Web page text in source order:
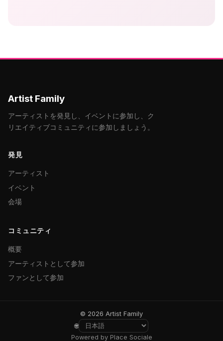
Artist Family
アーティストを発見し、イベントに参加し、ク
リエイティブコミュニティに参加しましょう。
発見
アーティスト
イベント
会場
コミュニティ
概要
アーティストとして参加
ファンとして参加
© 2026 Artist Family
🌐
Powered by Place Sociale